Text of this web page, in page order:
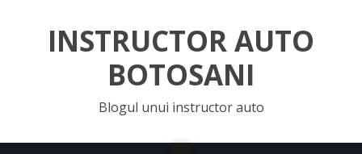
INSTRUCTOR AUTO
BOTOSANI
Blogul unui instructor auto